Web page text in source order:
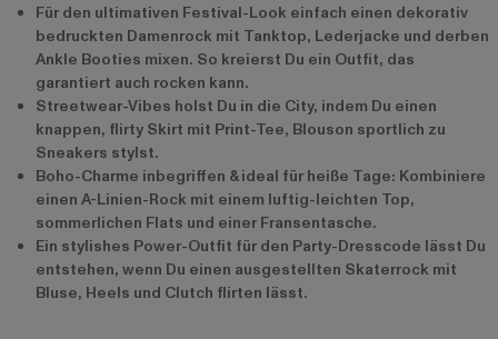
Für den ultimativen Festival-Look einfach einen dekorativ
bedruckten Damenrock mit Tanktop, Lederjacke und derben
Ankle Booties mixen. So kreierst Du ein Outfit, das
garantiert auch rocken kann.
Streetwear-Vibes holst Du in die City, indem Du einen
knappen, flirty Skirt mit Print-Tee, Blouson sportlich zu
Sneakers stylst.
Boho-Charme inbegriffen & ideal für heiße Tage: Kombiniere
einen A-Linien-Rock mit einem luftig-leichten Top,
sommerlichen Flats und einer Fransentasche.
Ein stylishes Power-Outfit für den Party-Dresscode lässt Du
entstehen, wenn Du einen ausgestellten Skaterrock mit
Bluse, Heels und Clutch flirten lässt.